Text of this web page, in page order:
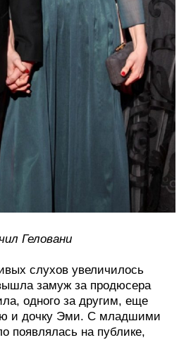
Геловани
слухов увеличилось
замуж за продюсера
одного за другим, еще
и дочку Эми. С младшими
появлялась на публике,